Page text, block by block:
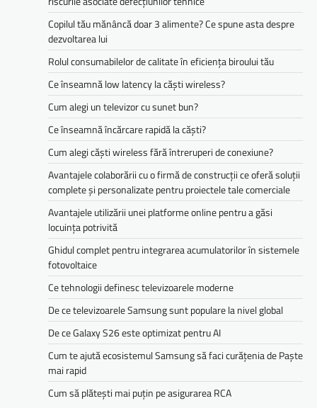
Copilul tău mănâncă doar 3 alimente? Ce spune asta despre
dezvoltarea lui
Rolul consumabilelor de calitate în eficiența biroului tău
Ce înseamnă low latency la căști wireless?
Cum alegi un televizor cu sunet bun?
Ce înseamnă încărcare rapidă la căști?
Cum alegi căști wireless fără întreruperi de conexiune?
Avantajele colaborării cu o firmă de construcții ce oferă soluții
complete și personalizate pentru proiectele tale comerciale
Avantajele utilizării unei platforme online pentru a găsi
locuința potrivită
Ghidul complet pentru integrarea acumulatorilor în sistemele
fotovoltaice
Ce tehnologii definesc televizoarele moderne
De ce televizoarele Samsung sunt populare la nivel global
De ce Galaxy S26 este optimizat pentru AI
Cum te ajută ecosistemul Samsung să faci curățenia de Paște
mai rapid
Cum să plătești mai puțin pe asigurarea RCA